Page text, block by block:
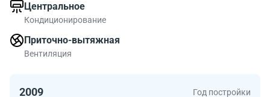
«Алексеевская». В непосредственной близости от
здания находятся остановки общественного
транспорта. Неподалеку расположена
железнодорожная станция «Останкино». На личном
Центральное
Кондиционирование
Приточно-вытяжная
Вентиляция
2009 Год постройки